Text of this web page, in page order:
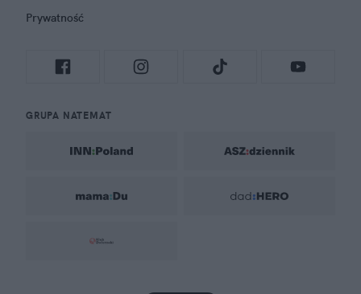
Prywatność
GRUPA NATEMAT